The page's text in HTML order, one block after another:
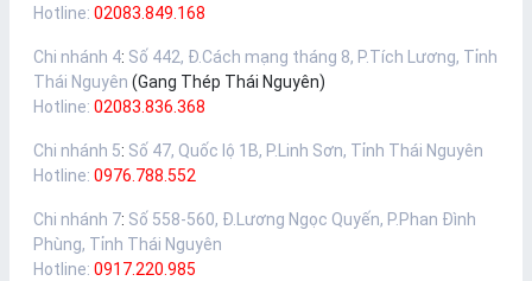
Hotline: 02083.849.168
Chi nhánh 4: Số 442, Đ.Cách mạng tháng 8, P.Tích Lương, Tỉnh
Thái Nguyên (Gang Thép Thái Nguyên)
Hotline: 02083.836.368
Chi nhánh 5: Số 47, Quốc lộ 1B, P.Linh Sơn, Tỉnh Thái Nguyên
Hotline: 0976.788.552
Chi nhánh 7: Số 558-560, Đ.Lương Ngọc Quyến, P.Phan Đình
Phùng, Tỉnh Thái Nguyên
Hotline: 0917.220.985